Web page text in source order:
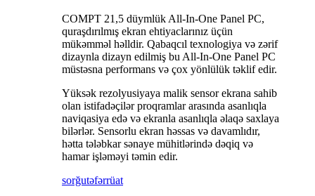
COMPT 21,5 düymlük All-In-One Panel PC,
quraşdırılmış ekran ehtiyaclarınız üçün
mükəmməl həlldir. Qabaqcıl texnologiya və zərif
dizaynla dizayn edilmiş bu All-In-One Panel PC
müstəsna performans və çox yönlülük təklif edir.
Yüksək rezolyusiyaya malik sensor ekrana sahib
olan istifadəçilər proqramlar arasında asanlıqla
naviqasiya edə və ekranla asanlıqla əlaqə saxlaya
bilərlər. Sensorlu ekran həssas və davamlıdır,
hətta tələbkar sənaye mühitlərində dəqiq və
hamar işləməyi təmin edir.
sorğutəfərrüat